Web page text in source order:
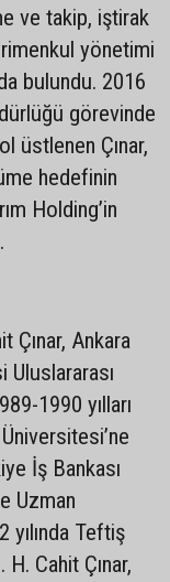
ve takip, iştirak
yönetimi
bulundu. 2016
görevinde
üstlenen Çınar,
hedefinin
Holding’in
Çınar, Ankara
1990 yılları
İş Bankası
Uzman
yılında Teftiş
Cahit Çınar,